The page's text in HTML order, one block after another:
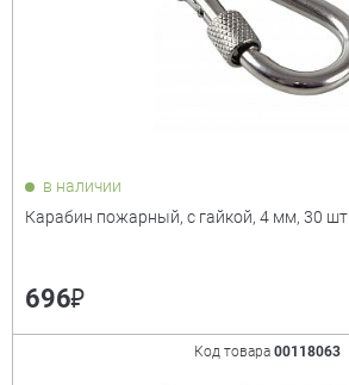
в наличии
Карабин пожарный, с гайкой, 4 мм, 30 шт
696₽
Код товара 00118063